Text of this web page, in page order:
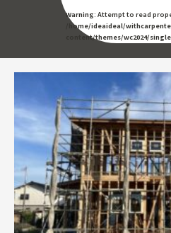
Warning: Attempt to read
/home/ideaideal/
content/themes/wc2024/